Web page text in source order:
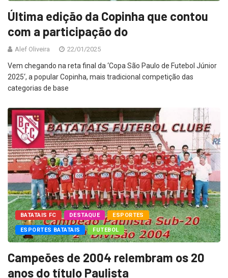
Última edição da Copinha que contou
com a participação do
Alef Oliveira 22/01/2025
Vem chegando na reta final da ‘Copa São Paulo de Futebol Júnior
2025‘, a popular Copinha, mais tradicional competição das
categorias de base
BATATAIS FC DESTAQUE ESPORTES
ESPORTES BATATAIS FUTEBOL
Campeões de 2004 relembram os 20